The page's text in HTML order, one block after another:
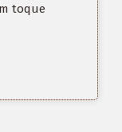
toque